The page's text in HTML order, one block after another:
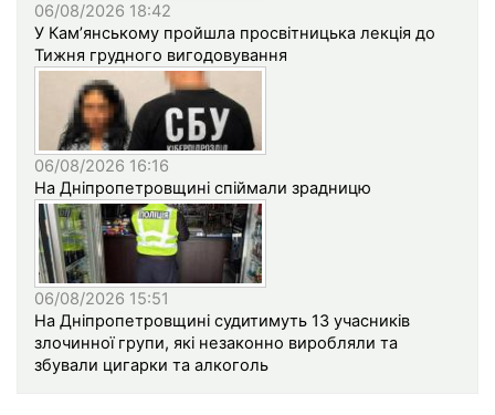
06/08/2026 18:42
У Кам’янському пройшла просвітницька лекція до
Тижня грудного вигодовування
06/08/2026 16:16
На Дніпропетровщині спіймали зрадницю
06/08/2026 15:51
На Дніпропетровщині судитимуть 13 учасників
злочинної групи, які незаконно виробляли та
збували цигарки та алкоголь